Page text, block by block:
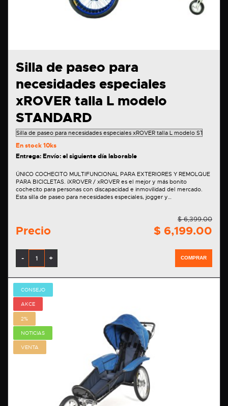
Silla de paseo para
necesidades especiales
xROVER talla L modelo
STANDARD
En stock10ks
Entrega: Envío: el siguiente día laborable
ÚNICO COCHECITO MULTIFUNCIONAL PARA EXTERIORES Y REMOLQUE
PARA BICICLETAS. iXROVER / xROVER es el mejor y más bonito
cochecito para personas con discapacidad e inmovilidad del mercado.
Esta silla de paseo para necesidades especiales, jogger y…
Precio
$ 6,399.00
$ 6,199.00
- + COMPRAR
CONSEJO
AKCE
2%
NOTICIAS
VENTA